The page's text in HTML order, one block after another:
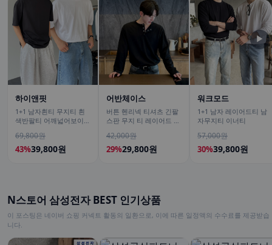
하이앤핏
1+1 남자흰티 무지티 흰
색반팔티 어깨넓어보이는
69,800원
43%39,800원
어반체이스
버튼 헨리넥 티셔츠 긴팔
스판 무지 티 레이어드 이
룩
42,000원
29%29,800원
워크모드
1+1 남자 레이어드티 남
자무지티 이너티
57,000원
30%39,800원
▶
N스토어 삼성전자 BEST 인기상품
이 포스팅은 네이버 쇼핑 커넥트 활동의 일환으로, 이에 따른 일정액의 수수료를 제공받습
니다.